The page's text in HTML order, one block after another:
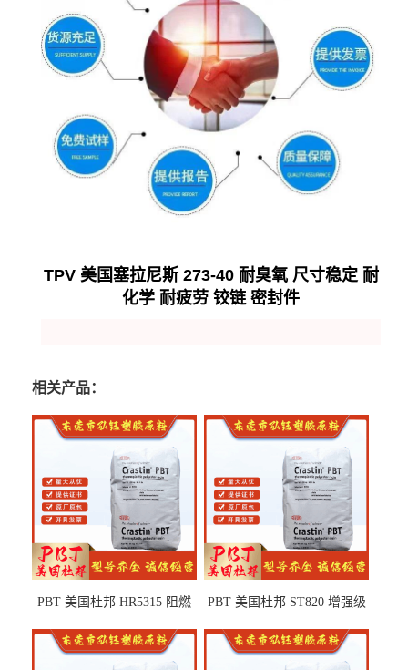
TPV 美国塞拉尼斯 273-40 耐臭氧 尺寸稳定 耐
化学 耐疲劳 铰链 密封件
相关产品：
PBT 美国杜邦 HR5315 阻燃
部件
PBT 美国杜邦 ST820 增强级